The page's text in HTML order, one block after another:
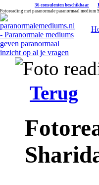
36 consulenten beschikbaar
Fotoreading met paranormale paranormaal medium
Terug